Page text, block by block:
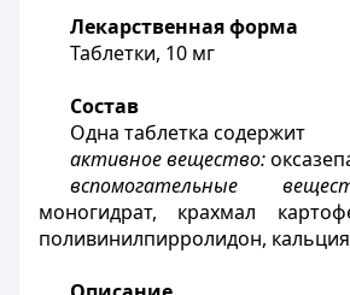
Лекарственная форма
Таблетки, 10 мг
Состав
Одна таблетка содержит
активное вещество:
вспомогательные
моногидрат, крахмал
поливинилпирролидон, кальция